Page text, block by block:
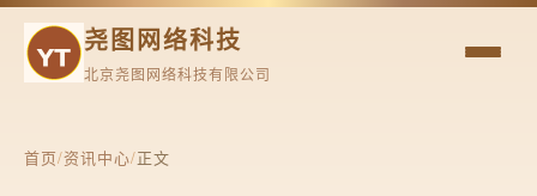
尧图网络科技
北京尧图网络科技有限公司
首页/资讯中心/正文